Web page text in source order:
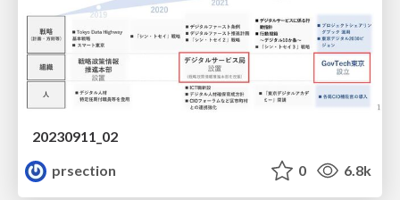
20230911_02
prsection
0 6.8k